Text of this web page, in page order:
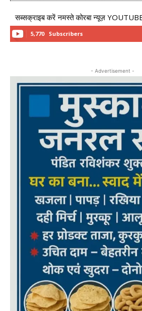
सब्सक्राइब करें नमस्ते कोरबा न्यूज़
5,770 Subscribers
- Advertisement -